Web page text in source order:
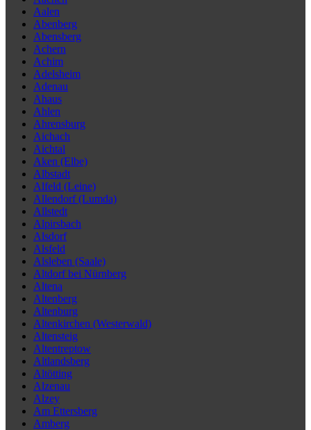
Aalen
Abenberg
Abensberg
Achern
Achim
Adelsheim
Adenau
Ahaus
Ahlen
Ahrensburg
Aichach
Aichtal
Aken (Elbe)
Albstadt
Alfeld (Leine)
Allendorf (Lumda)
Allstedt
Alpirsbach
Alsdorf
Alsfeld
Alsleben (Saale)
Altdorf bei Nürnberg
Altena
Altenberg
Altenburg
Altenkirchen (Westerwald)
Altensteig
Altentreptow
Altlandsberg
Altötting
Alzenau
Alzey
Am Ettersberg
Amberg